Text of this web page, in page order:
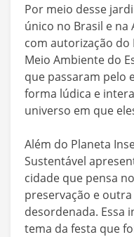
Por meio desse
único no Brasil e na
com autorização do
Meio Ambiente do
que passaram pelo
forma lúdica e
universo em que
Além do Planeta
Sustentável
cidade que pensa
preservação e
desordenada. Essa
tema da festa que